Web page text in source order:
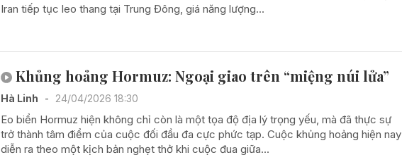
Iran tiếp tục leo thang tại Trung Đông, giá năng lượng...
Khủng hoảng Hormuz: Ngoại giao trên “miệng núi lửa”
Hà Linh - 24/04/2026 18:30
Eo biển Hormuz hiện không chỉ còn là một tọa độ địa lý trọng yếu, mà đã thực sự
trở thành tâm điểm của cuộc đối đầu đa cực phức tạp. Cuộc khủng hoảng hiện nay
diễn ra theo một kịch bản nghẹt thở khi cuộc đua giữa...